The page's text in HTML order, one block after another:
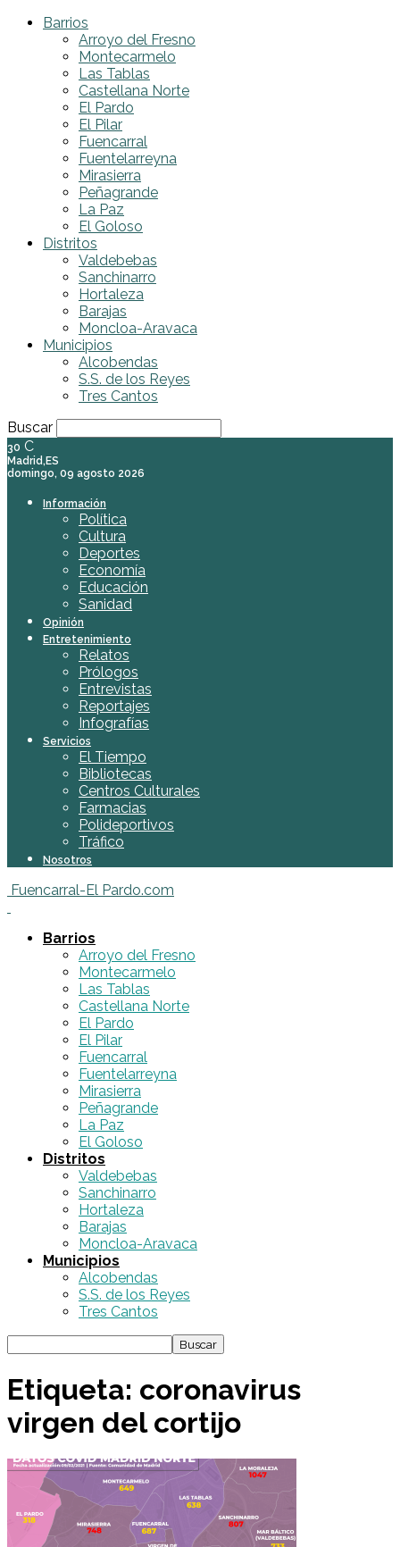
Barrios
Arroyo del Fresno
Montecarmelo
Las Tablas
Castellana Norte
El Pardo
El Pilar
Fuencarral
Fuentelarreyna
Mirasierra
Peñagrande
La Paz
El Goloso
Distritos
Valdebebas
Sanchinarro
Hortaleza
Barajas
Moncloa-Aravaca
Municipios
Alcobendas
S.S. de los Reyes
Tres Cantos
Buscar
30 C
Madrid,ES
domingo, 09 agosto 2026
Información
Política
Cultura
Deportes
Economía
Educación
Sanidad
Opinión
Entretenimiento
Relatos
Prólogos
Entrevistas
Reportajes
Infografías
Servicios
El Tiempo
Bibliotecas
Centros Culturales
Farmacias
Polideportivos
Tráfico
Nosotros
Fuencarral-El Pardo.com
Barrios
Arroyo del Fresno
Montecarmelo
Las Tablas
Castellana Norte
El Pardo
El Pilar
Fuencarral
Fuentelarreyna
Mirasierra
Peñagrande
La Paz
El Goloso
Distritos
Valdebebas
Sanchinarro
Hortaleza
Barajas
Moncloa-Aravaca
Municipios
Alcobendas
S.S. de los Reyes
Tres Cantos
Etiqueta: coronavirus
virgen del cortijo